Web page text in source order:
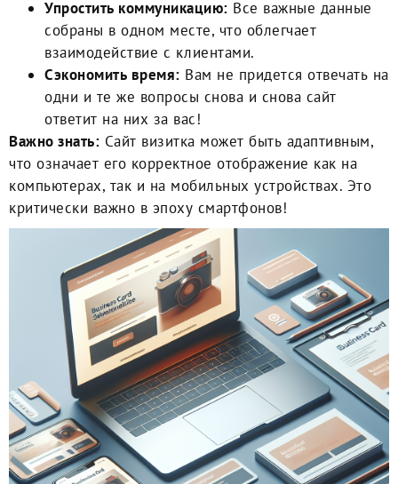
Упростить коммуникацию: Все важные данные
собраны в одном месте, что облегчает
взаимодействие с клиентами.
Сэкономить время: Вам не придется отвечать на
одни и те же вопросы снова и снова сайт
ответит на них за вас!
Важно знать: Сайт визитка может быть адаптивным,
что означает его корректное отображение как на
компьютерах, так и на мобильных устройствах. Это
критически важно в эпоху смартфонов!